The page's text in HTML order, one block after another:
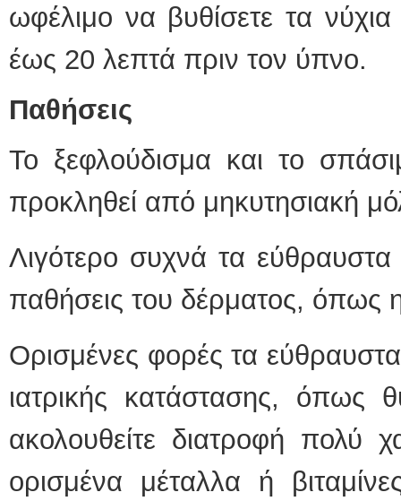
ωφέλιμο να βυθίσετε τα
έως 20 λεπτά πριν τον ύπνο.
Παθήσεις
Το ξεφλούδισμα και το
προκληθεί από μηκυτησιακή
Λιγότερο συχνά τα εύθραυστα
παθήσεις του δέρματος, όπως
Ορισμένες φορές τα εύθραυστα
ιατρικής κατάστασης, όπως
ακολουθείτε διατροφή πολύ
ορισμένα μέταλλα ή